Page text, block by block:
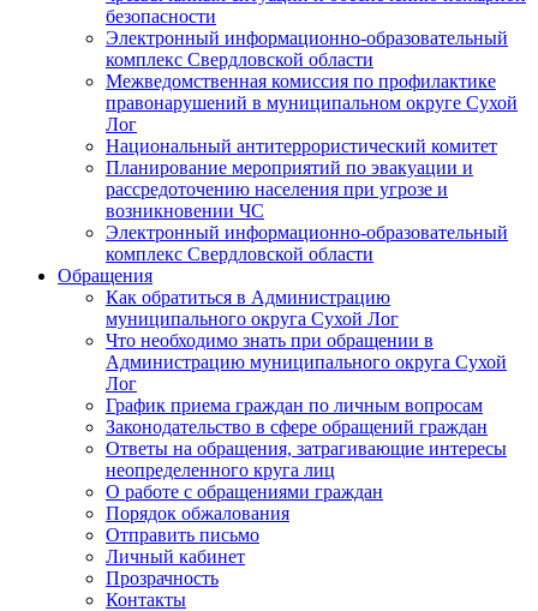
безопасности
Электронный информационно-образовательный
комплекс Cвердловской области
Межведомственная комиссия по профилактике
правонарушений в муниципальном округе Сухой
Лог
Национальный антитеррористический комитет
Планирование мероприятий по эвакуации и
рассредоточению населения при угрозе и
возникновении ЧС
Электронный информационно-образовательный
комплекс Свердловской области
Обращения
Как обратиться в Администрацию
муниципального округа Сухой Лог
Что необходимо знать при обращении в
Администрацию муниципального округа Сухой
Лог
График приема граждан по личным вопросам
Законодательство в сфере обращений граждан
Ответы на обращения, затрагивающие интересы
неопределенного круга лиц
О работе с обращениями граждан
Порядок обжалования
Отправить письмо
Личный кабинет
Прозрачность
Контакты